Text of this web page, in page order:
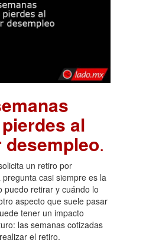
al
.
un retiro por
casi siempre es la
puedo retirar y cuándo lo
aspecto que suele pasar
tener un impacto
las semanas cotizadas
el retiro.